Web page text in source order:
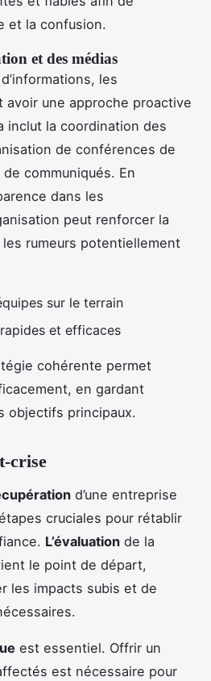
et la confusion.
et des médias
les
avoir une approche proactive
inclut la coordination des
de conférences de
communiqués. En
dans les
peut renforcer la
rumeurs potentiellement
sur le terrain
et efficaces
cohérente permet
en gardant
objectifs principaux.
crise
d’une entreprise
cruciales pour rétablir
L’évaluation de la
le point de départ,
les impacts subis et de
est essentiel. Offrir un
est nécessaire pour